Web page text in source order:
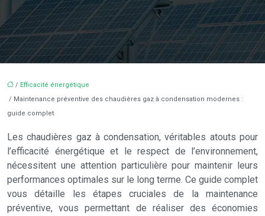
/ Efficacité énergétique
/ Maintenance préventive des chaudières gaz à condensation modernes :
guide complet
Les chaudières gaz à condensation, véritables atouts pour
l’efficacité énergétique et le respect de l’environnement,
nécessitent une attention particulière pour maintenir leurs
performances optimales sur le long terme. Ce guide complet
vous détaille les étapes cruciales de la maintenance
préventive, vous permettant de réaliser des économies